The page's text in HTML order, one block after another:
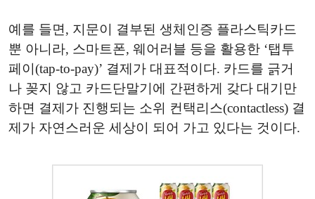
예를 들면, 지문이 결부된 생체인증 플라스틱카드
뿐 아니라, 스마트폰, 웨어러블 등을 활용한 ‘탭투
페이(tap-to-pay)’ 결제가 대표적이다. 카드를 긁거
나 꽂지 않고 카드단말기에 간편하게 갖다 대기만
하면 결제가 진행되는 소위 컨택리스(contactless) 결
제가 자연스러운 세상이 되어 가고 있다는 것이다.